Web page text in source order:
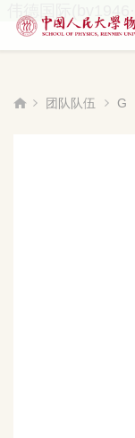
伟德国际
团队队伍 G